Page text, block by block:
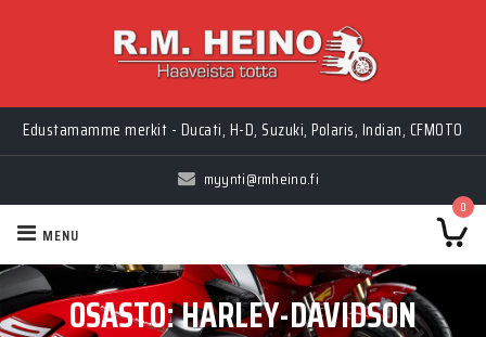
Edustamamme merkit - Ducati, H-D, Suzuki, Polaris, Indian, CFMOTO
myynti@rmheino.fi
0
MENU
OSASTO:HARLEY-DAVIDSON